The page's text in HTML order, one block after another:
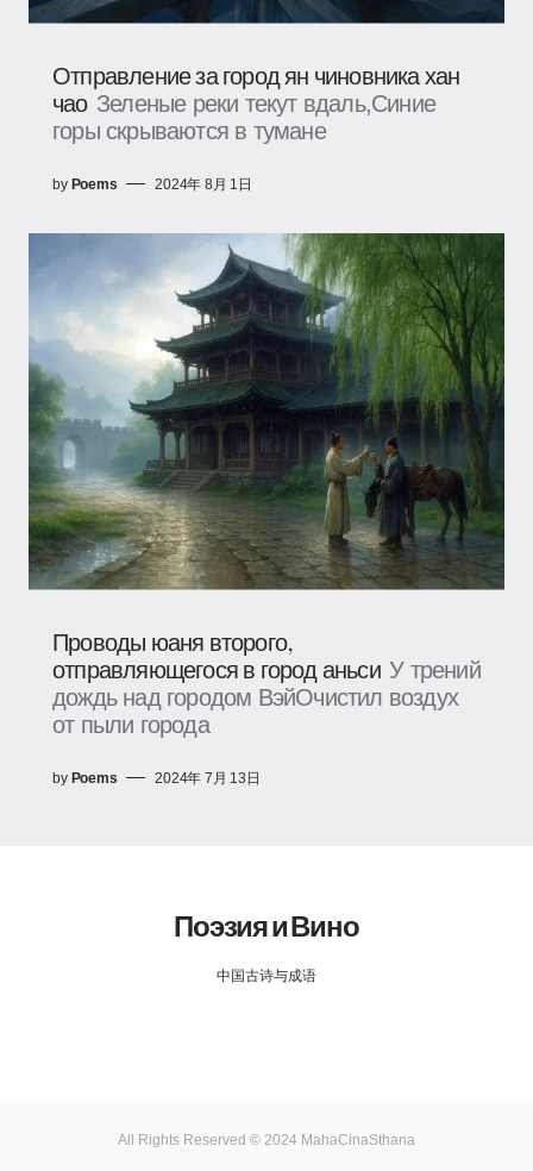
Отправление за город ян чиновника хан
чао Зеленые реки текут вдаль,Синие
горы скрываются в тумане
by Poems 2024年 8月 1日
Проводы юаня второго,
отправляющегося в город аньси У трений
дождь над городом ВэйОчистил воздух
от пыли города
by Poems 2024年 7月 13日
Поэзия и Вино
中国古诗与成语
All Rights Reserved © 2024 MahaCinaSthana